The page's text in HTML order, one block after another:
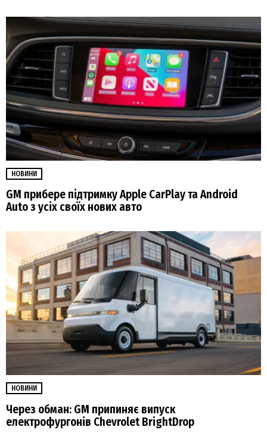
НОВИНИ
GM прибере підтримку Apple CarPlay та Android
Auto з усіх своїх нових авто
НОВИНИ
Через обман: GM припиняє випуск
електрофургонів Chevrolet BrightDrop